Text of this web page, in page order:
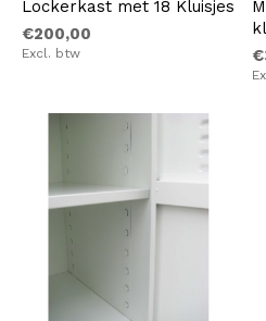
Lockerkast met 18 Kluisjes
€200,00
Excl. btw